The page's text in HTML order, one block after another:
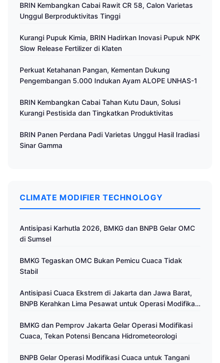
BRIN Kembangkan Cabai Rawit CR 58, Calon Varietas
Unggul Berproduktivitas Tinggi
Kurangi Pupuk Kimia, BRIN Hadirkan Inovasi Pupuk NPK
Slow Release Fertilizer di Klaten
Perkuat Ketahanan Pangan, Kementan Dukung
Pengembangan 5.000 Indukan Ayam ALOPE UNHAS-1
BRIN Kembangkan Cabai Tahan Kutu Daun, Solusi
Kurangi Pestisida dan Tingkatkan Produktivitas
BRIN Panen Perdana Padi Varietas Unggul Hasil Iradiasi
Sinar Gamma
CLIMATE MODIFIER TECHNOLOGY
Antisipasi Karhutla 2026, BMKG dan BNPB Gelar OMC
di Sumsel
BMKG Tegaskan OMC Bukan Pemicu Cuaca Tidak
Stabil
Antisipasi Cuaca Ekstrem di Jakarta dan Jawa Barat,
BNPB Kerahkan Lima Pesawat untuk Operasi Modifikasi
BMKG dan Pemprov Jakarta Gelar Operasi Modifikasi
Cuaca, Tekan Potensi Bencana Hidrometeorologi
BNPB Gelar Operasi Modifikasi Cuaca untuk Tangani